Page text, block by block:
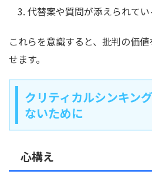
代替案や質問が添えられてい
これらを意識すると、批判の価
せます。
クリティカルシンキン
ないために
心構え